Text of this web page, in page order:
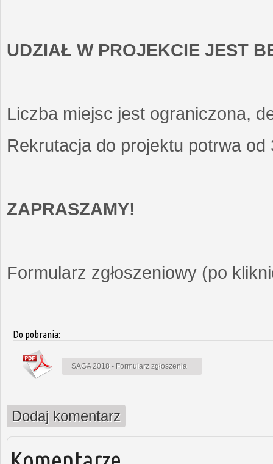
UDZIAŁ W PROJEKCIE JEST
Liczba miejsc jest ograniczona,
Rekrutacja do projektu potrwa
ZAPRASZAMY!
Formularz zgłoszeniowy (po
Do pobrania:
SAGA 2018 - Formularz zgłoszenia
Dodaj komentarz